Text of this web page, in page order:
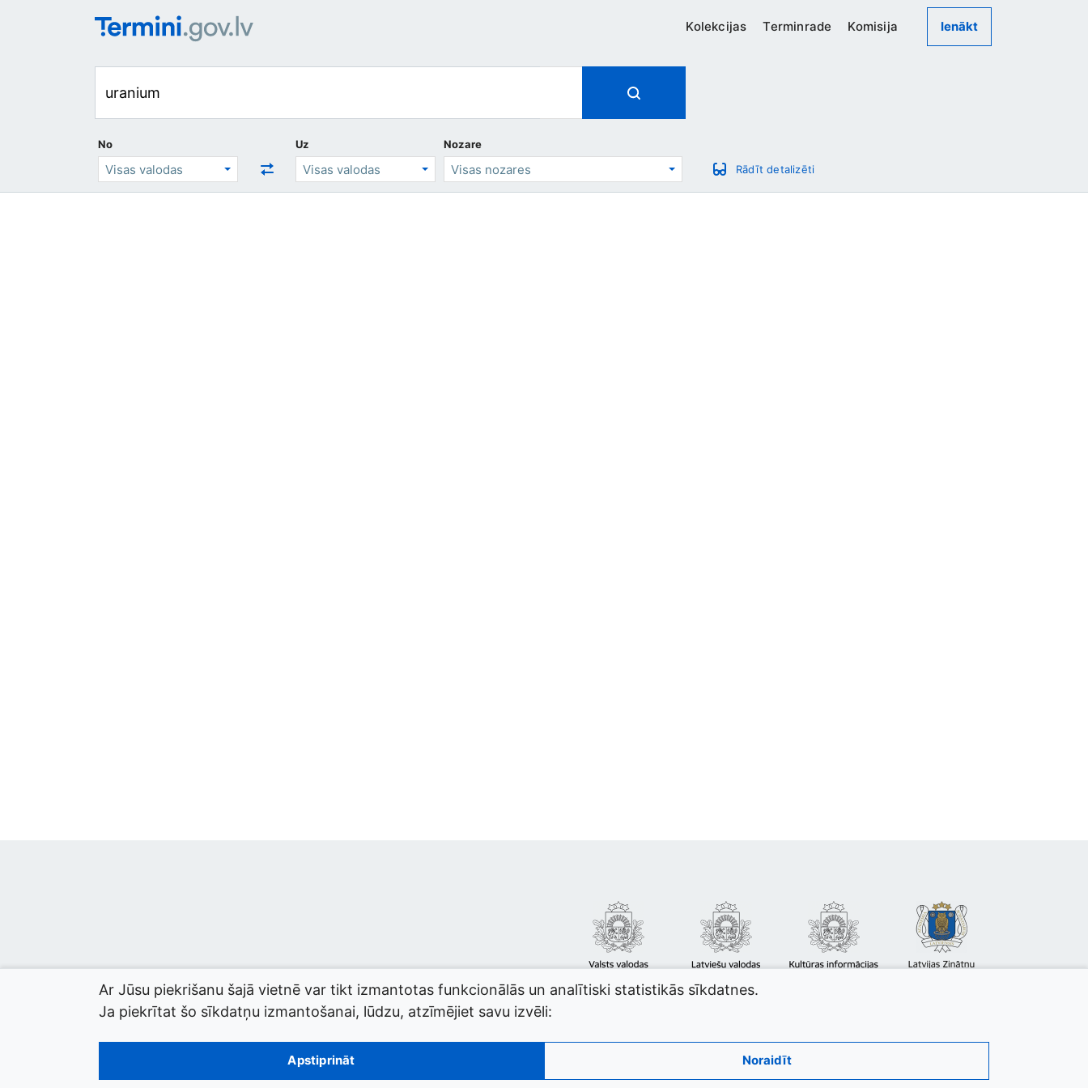
Kolekcijas Terminrade Komisija Ienākt
No Uz
Nozare
Rādīt detalizēti
© 2026 termini.gov.lv. Izstrādātājs:
Ar Jūsu piekrišanu šajā vietnē var tikt izmantotas funkcionālās un analītiski statistikās sīkdatnes.
Ja piekrītat šo sīkdatņu izmantošanai, lūdzu, atzīmējiet savu izvēli:
Apstiprināt Noraidīt